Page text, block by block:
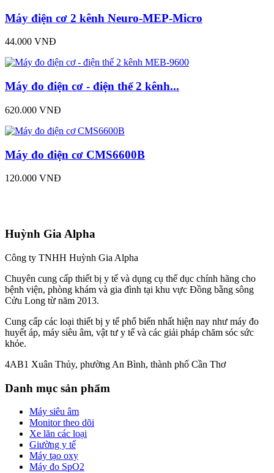
Máy điện cơ 2 kênh Neuro-MEP-Micro
44.000 VNĐ
Máy đo điện cơ - điện thế 2 kênh...
620.000 VNĐ
Máy đo điện cơ CMS6600B
120.000 VNĐ
Huỳnh Gia Alpha
Công ty TNHH Huỳnh Gia Alpha
Chuyên cung cấp thiết bị y tế và dụng cụ thể dục chính hãng cho
bệnh viện, phòng khám và gia đình tại khu vực Đồng bằng sông
Cửu Long từ năm 2013.
Cung cấp các loại thiết bị y tế phổ biến nhất hiện nay như máy đo
huyết áp, máy siêu âm, vật tư y tế và các giải pháp chăm sóc sức
khỏe.
4AB1 Xuân Thủy, phường An Bình, thành phố Cần Thơ
Danh mục sản phẩm
Máy siêu âm
Monitor theo dõi
Xe lăn các loại
Giường y tế
Máy tạo oxy
Máy đo SpO2